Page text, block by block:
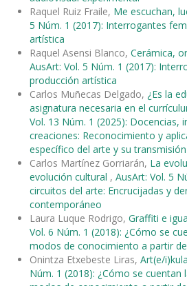
Raquel Ruiz Fraile, Me escuchan,
5 Núm. 1 (2017): Interrogantes
artística
Raquel Asensi Blanco, Cerámica,
AusArt: Vol. 5 Núm. 1 (2017):
producción artística
Carlos Muñecas Delgado, ¿Es la
asignatura necesaria en el
Vol. 13 Núm. 1 (2025): Docencias,
creaciones: Reconocimiento y
específico del arte y su transmisión
Carlos Martínez Gorriarán, La
evolución cultural , AusArt: Vol. 5
circuitos del arte: Encrucijadas y
contemporáneo
Laura Luque Rodrigo, Graffiti e
Vol. 6 Núm. 1 (2018): ¿Cómo se
modos de conocimiento a partir
Onintza Etxebeste Liras, Art(e/
Núm. 1 (2018): ¿Cómo se cuentan